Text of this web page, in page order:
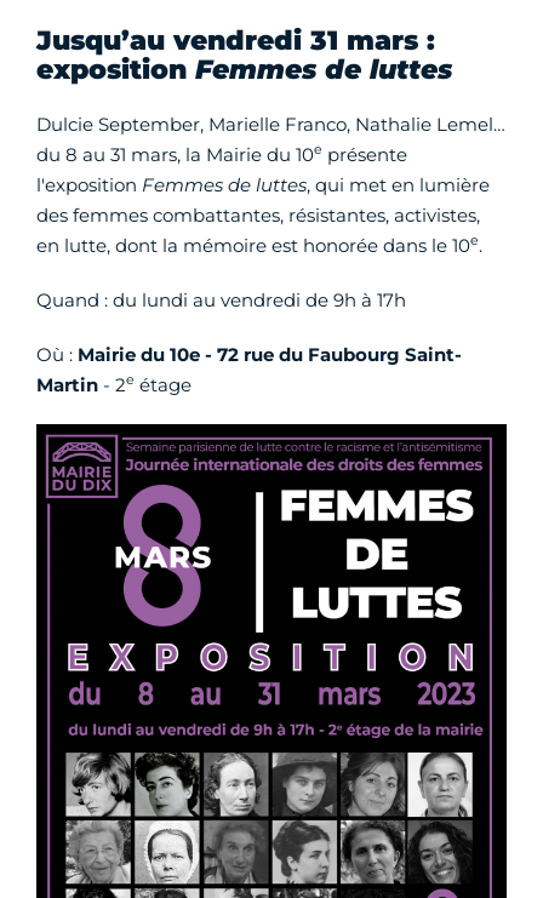
Jusqu’au vendredi 31 mars :
exposition Femmes de luttes
Dulcie September, Marielle Franco, Nathalie Lemel…
du 8 au 31 mars, la Mairie du 10e présente
l'exposition Femmes de luttes, qui met en lumière
des femmes combattantes, résistantes, activistes,
en lutte, dont la mémoire est honorée dans le 10e.
Quand : du lundi au vendredi de 9h à 17h
Où : Mairie du 10e - 72 rue du Faubourg Saint-
Martin - 2e étage